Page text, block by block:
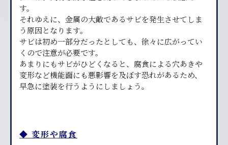
す。
それゆえに、金属の大敵であるサビを発生させてしま
う原因となります。
サビは初め一部分だったとしても、徐々に広がってい
くので注意が必要です。
あまりにもサビがひどくなると、腐食による穴あきや
変形など機能面にも悪影響を及ぼす恐れがあるため、
早急に塗装を行うようにしましょう。
◆ 変形や腐食